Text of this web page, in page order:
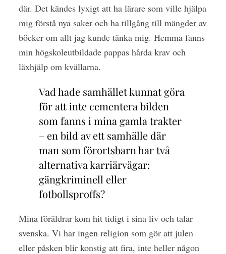
där. Det kändes lyxigt att ha lärare som ville hjälpa
mig förstå nya saker och ha tillgång till mängder av
böcker om allt jag kunde tänka mig. Hemma fanns
min högskoleutbildade pappas hårda krav och
läxhjälp om kvällarna.
Vad hade samhället kunnat göra
för att inte cementera bilden
som fanns i mina gamla trakter
– en bild av ett samhälle där
man som förortsbarn har två
alternativa karriärvägar:
gängkriminell eller
fotbollsproffs?
Mina föräldrar kom hit tidigt i sina liv och talar
svenska. Vi har ingen religion som gör att julen
eller påsken blir konstig att fira, inte heller någon